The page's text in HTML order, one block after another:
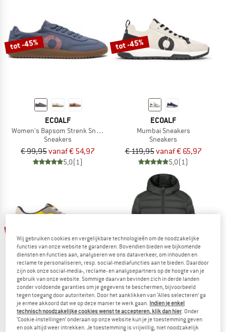
tot -45%
ECOALF
Women's Bapsom Strenk Sneaker
Sneakers
€ 99,95vanaf € 54,97
5,0(1)
tot -45%
ECOALF
Mumbai Sneakers
Sneakers
€ 119,95vanaf € 65,97
5,0(1)
ECOALF
Uclaalf Sneakers
Sneakers
ECOALF
Aspenalf Jacket
Synthetisch jack
Wij gebruiken cookies en vergelijkbare technologieën om de noodzakelijke
functies van onze website te garanderen. Bovendien bieden we bijkomende
diensten en functies aan, analyseren we ons dataverkeer, om inhouden en
reclame te personaliseren, resp. social-mediafuncties aan te bieden. Daardoor
zijn ook onze social-media-, reclame- en analysepartners op de hoogte van je
gebruik van onze website. Sommige daarvan bevinden zich in derde landen
zonder voldoende garanties om je gegevens te beschermen, bijvoorbeeld
tegen toegang door autoriteiten. Door het aanklikken van ‘Alles selecteren’ ga
je ermee akkoord dat we op deze manier te werk gaan. Indien je enkel
technisch noodzakelijke cookies wenst te accepteren, klik dan hier. Onder
‘Cookie-instellingen’ onderaan op onze website kun je je toestemming geven
en ook altijd weer intrekken. Je toestemming is vrijwillig, niet noodzakelijk